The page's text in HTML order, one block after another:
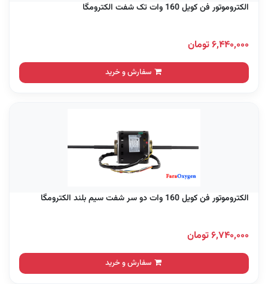
الکتروموتور فن کویل 160 وات تک شفت الکترومگا
۶,۴۴۰,۰۰۰ تومان
سفارش و خرید
الکتروموتور فن کویل 160 وات دو سر شفت سیم بلند الکترومگا
۶,۷۴۰,۰۰۰ تومان
سفارش و خرید